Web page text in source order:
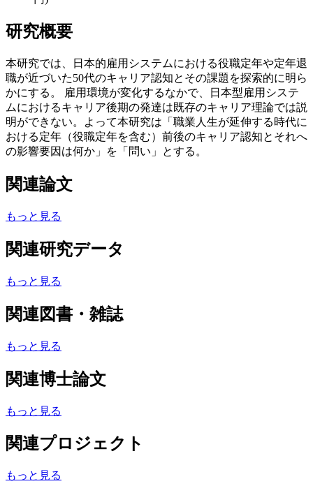
研究概要
本研究では、日本的雇用システムにおける役職定年や定年退
職が近づいた50代のキャリア認知とその課題を探索的に明ら
かにする。 雇用環境が変化するなかで、日本型雇用システ
ムにおけるキャリア後期の発達は既存のキャリア理論では説
明ができない。よって本研究は「職業人生が延伸する時代に
おける定年（役職定年を含む）前後のキャリア認知とそれへ
の影響要因は何か」を「問い」とする。
関連論文
もっと見る
関連研究データ
もっと見る
関連図書・雑誌
もっと見る
関連博士論文
もっと見る
関連プロジェクト
もっと見る